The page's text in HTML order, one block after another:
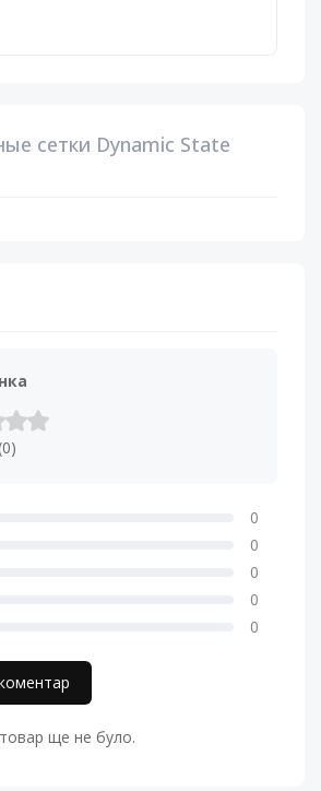
сетки Dynamic State
0
0
0
0
0
товар ще не було.